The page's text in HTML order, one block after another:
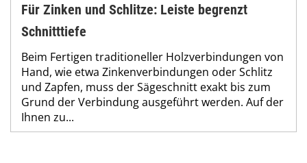
Für Zinken und Schlitze: Leiste begrenzt
Schnitttiefe
Beim Fertigen traditioneller Holzverbindungen von
Hand, wie etwa Zinkenverbindungen oder Schlitz
und Zapfen, muss der Sägeschnitt exakt bis zum
Grund der Verbindung ausgeführt werden. Auf der
Ihnen zu...